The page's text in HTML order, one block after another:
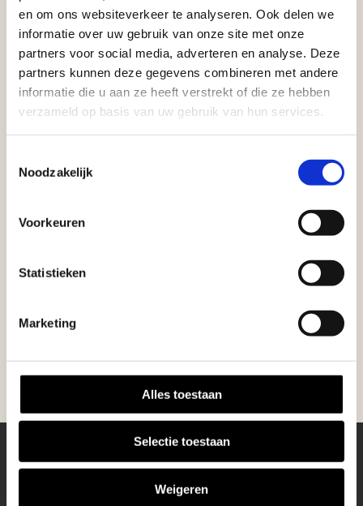
en om ons websiteverkeer te analyseren. Ook delen we
informatie over uw gebruik van onze site met onze
partners voor social media, adverteren en analyse. Deze
partners kunnen deze gegevens combineren met andere
informatie die u aan ze heeft verstrekt of die ze hebben
verzameld op basis van uw gebruik van hun services.
Noodzakelijk
Voorkeuren
Statistieken
Marketing
Alles toestaan
Selectie toestaan
Weigeren
Vrijblijvend advies?
Geen probleem, wij hebben alles voor uw
vakantieperiode
Waardenburg en Vego Dordrecht hanteren tijdens
de vakantieperiode aangepaste openingstijden op
zaterdag. Bekijk de vestigingspagina voor de
actuele openingstijden.
maanden dicht is voor al het wegverkeer, is het fijn
Met vier vestigingen en inspirerende showtuinen
tuinproject.